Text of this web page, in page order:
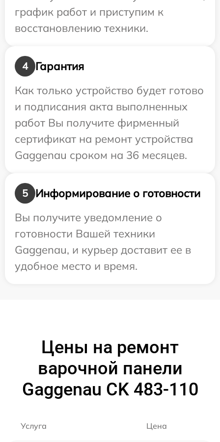
график работ и приступим к
восстановлению техники.
4
Гарантия
Как только устройство будет готово
и подписания акта выполненных
работ Вы получите фирменный
сертификат на ремонт устройства
Gaggenau сроком на 36 месяцев.
5
Информирование о готовности
Вы получите уведомление о
готовности Вашей техники
Gaggenau, и курьер доставит ее в
удобное место и время.
Цены на ремонт
варочной панели
Gaggenau CK 483-110
Услуга Цена